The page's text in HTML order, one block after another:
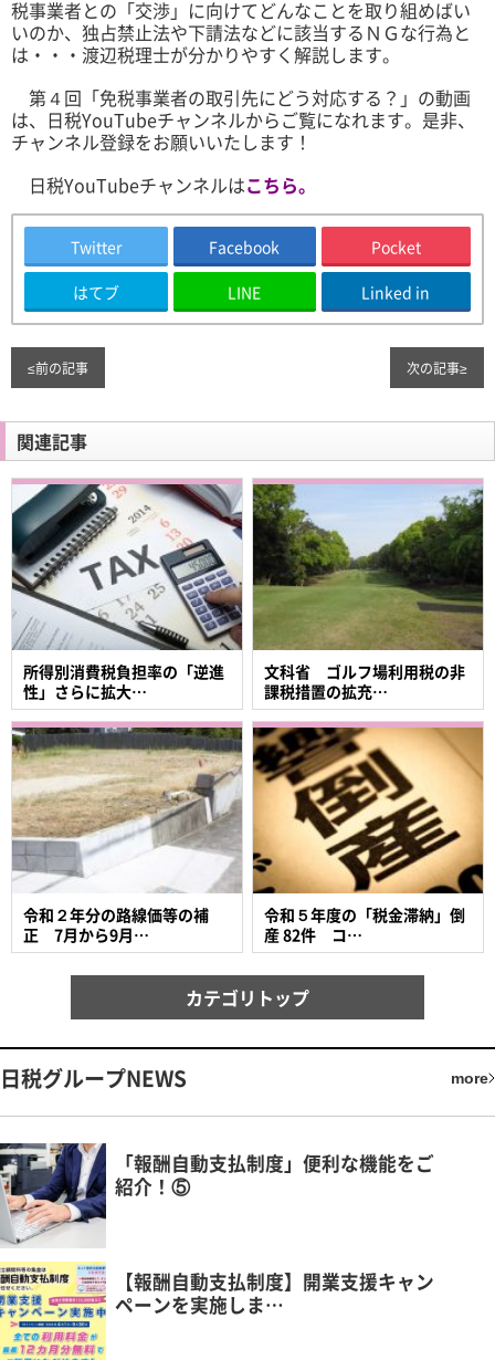
税事業者との「交渉」に向けてどんなことを取り組めばい
いのか、独占禁止法や下請法などに該当するＮＧな行為と
は・・・渡辺税理士が分かりやすく解説します。
第４回「免税事業者の取引先にどう対応する？」の動画
は、日税YouTubeチャンネルからご覧になれます。是非、
チャンネル登録をお願いいたします！
日税YouTubeチャンネルはこちら。
Twitter Facebook Pocket
はてブ LINE Linked in
≤前の記事 次の記事≥
関連記事
文科省 ゴルフ場利用税の非
課税措置の拡充…
所得別消費税負担率の「逆進
性」さらに拡大…
令和５年度の「税金滞納」倒
産 82件 コ…
令和２年分の路線価等の補
正 7月から9月…
カテゴリトップ
日税グループNEWS more
「報酬自動支払制度」便利な機能をご
紹介！⑤
【報酬自動支払制度】開業支援キャン
ペーンを実施しま…